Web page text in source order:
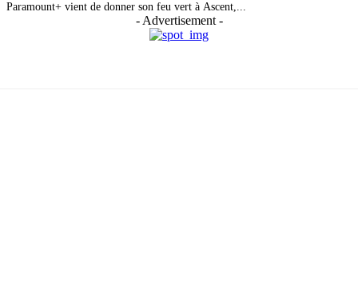
Paramount+ vient de donner son feu vert à Ascent,...
- Advertisement -